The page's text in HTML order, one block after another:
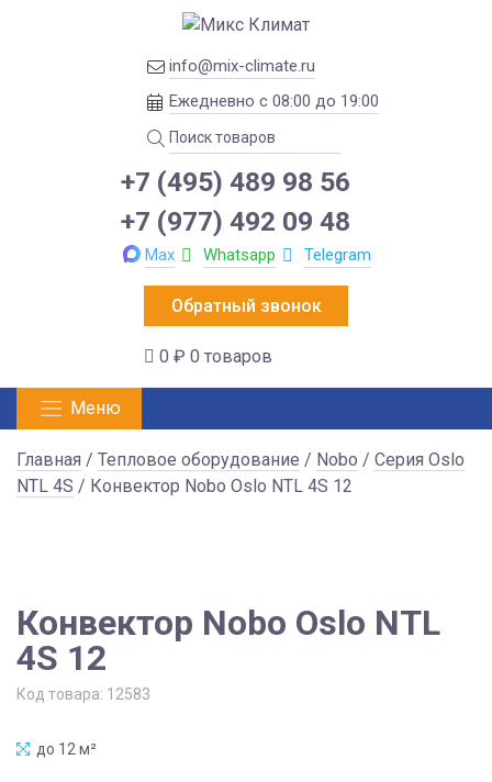
info@mix-climate.ru
Ежедневно с 08:00 до 19:00
+7 (495) 489 98 56
+7 (977) 492 09 48
Max Whatsapp Telegram
Обратный звонок
0 ₽ 0 товаров
Меню
Главная / Тепловое оборудование / Nobo / Серия Oslo
NTL 4S / Конвектор Nobo Oslo NTL 4S 12
Конвектор Nobo Oslo NTL
4S 12
Код товара: 12583
до 12 м²